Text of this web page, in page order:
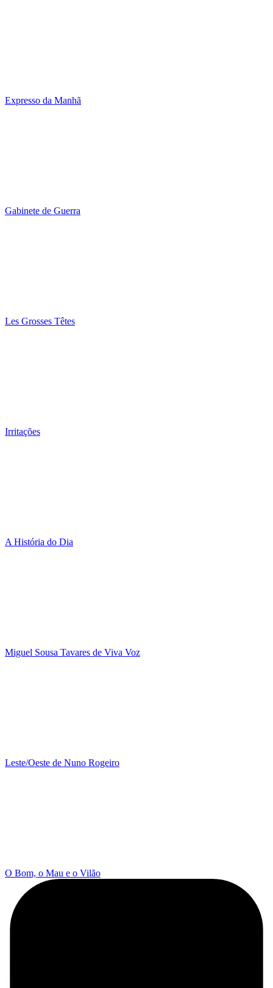
Expresso da Manhã
Gabinete de Guerra
Les Grosses Têtes
Irritações
A História do Dia
Miguel Sousa Tavares de Viva Voz
Leste/Oeste de Nuno Rogeiro
O Bom, o Mau e o Vilão